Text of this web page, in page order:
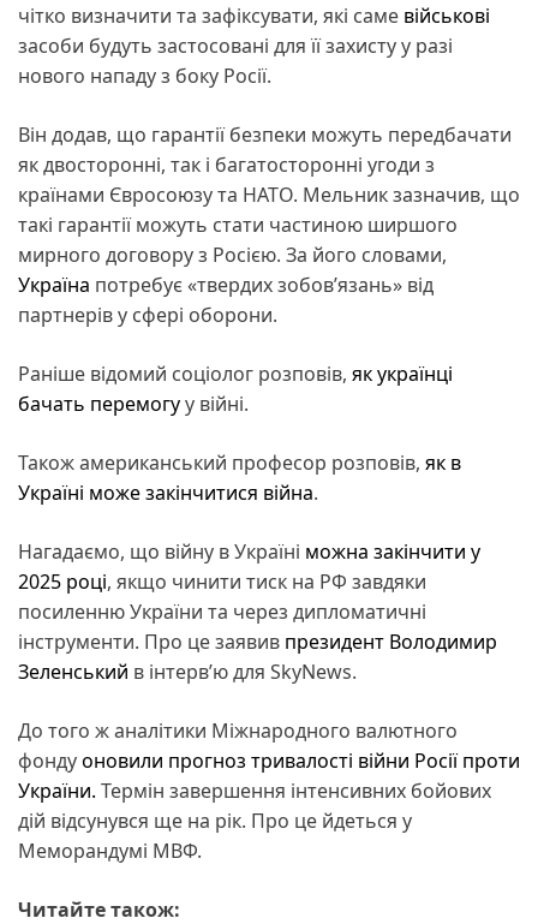
чітко визначити та зафіксувати, які саме військові
засоби будуть застосовані для її захисту у разі
нового нападу з боку Росії.
Він додав, що гарантії безпеки можуть передбачати
як двосторонні, так і багатосторонні угоди з
країнами Євросоюзу та НАТО. Мельник зазначив, що
такі гарантії можуть стати частиною ширшого
мирного договору з Росією. За його словами,
Україна потребує «твердих зобов’язань» від
партнерів у сфері оборони.
Раніше відомий соціолог розповів, як українці
бачать перемогуу війні.
Також американський професор розповів, як в
Україні може закінчитися війна.
Нагадаємо, що війну в Україні можна закінчити у
2025 році, якщо чинити тиск на РФ завдяки
посиленню України та через дипломатичні
інструменти. Про це заявив президент Володимир
Зеленський в інтерв’ю для SkyNews.
До того ж аналітики Міжнародного валютного
фондуоновили прогноз тривалості війни Росії проти
України. Термін завершення інтенсивних бойових
дій відсунувся ще на рік. Про це йдеться у
Меморандумі МВФ.
Читайте також: